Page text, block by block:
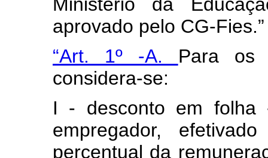
aprovado pelo CG-
“Art. 1º -A. Para os
considera-se:
I - desconto em folha
empregador,
percentual da